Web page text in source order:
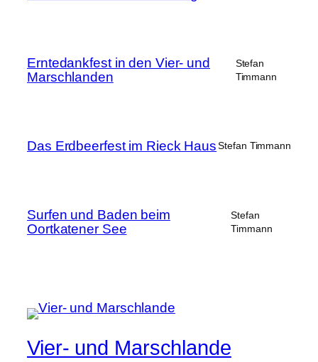
Erntedankfest in den Vier- und
Marschlanden
Stefan
Timmann
Das Erdbeerfest im Rieck Haus Stefan Timmann
Surfen und Baden beim
Oortkatener See
Stefan
Timmann
Vier- und Marschlande